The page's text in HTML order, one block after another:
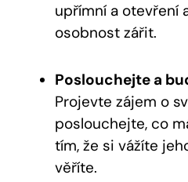
upřímní a otevření
osobnost zářit.
Poslouchejte a
Projevte zájem o
poslouchejte, co
tím, že si vážíte
věříte.